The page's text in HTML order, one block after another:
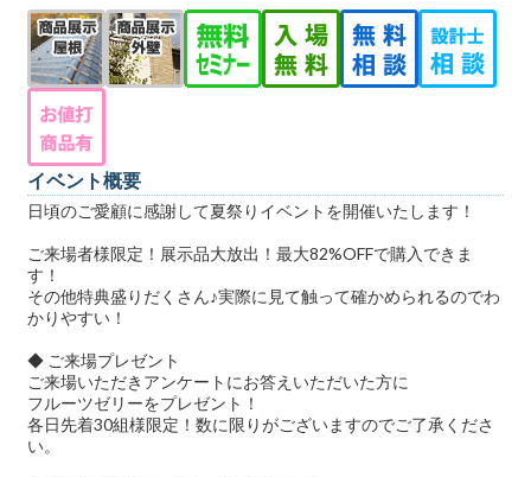
イベント概要
日頃のご愛顧に感謝して夏祭りイベントを開催いたします！
ご来場者様限定！展示品大放出！最大82%OFFで購入できま
す！
その他特典盛りだくさん♪実際に見て触って確かめられるのでわ
かりやすい！
◆ ご来場プレゼント
ご来場いただきアンケートにお答えいただいた方に
フルーツゼリーをプレゼント！
各日先着30組様限定！数に限りがございますのでご了承くださ
い。